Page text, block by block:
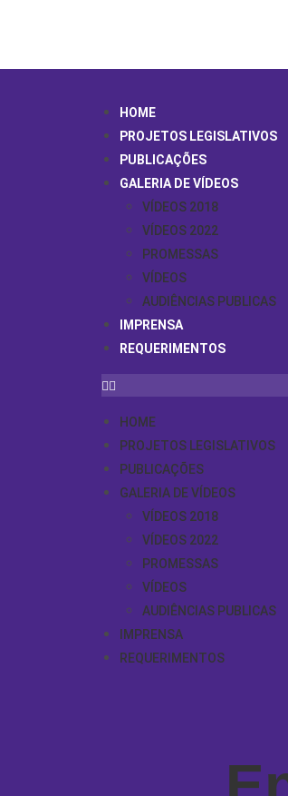
HOME
PROJETOS LEGISLATIVOS
PUBLICAÇÕES
GALERIA DE VÍDEOS
VÍDEOS 2018
VÍDEOS 2022
PROMESSAS
VÍDEOS
AUDIÊNCIAS PUBLICAS
IMPRENSA
REQUERIMENTOS
HOME
PROJETOS LEGISLATIVOS
PUBLICAÇÕES
GALERIA DE VÍDEOS
VÍDEOS 2018
VÍDEOS 2022
PROMESSAS
VÍDEOS
AUDIÊNCIAS PUBLICAS
IMPRENSA
REQUERIMENTOS